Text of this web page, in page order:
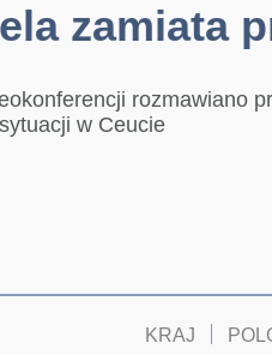
zamiata
rozmawiano
w Ceucie
KRAJ